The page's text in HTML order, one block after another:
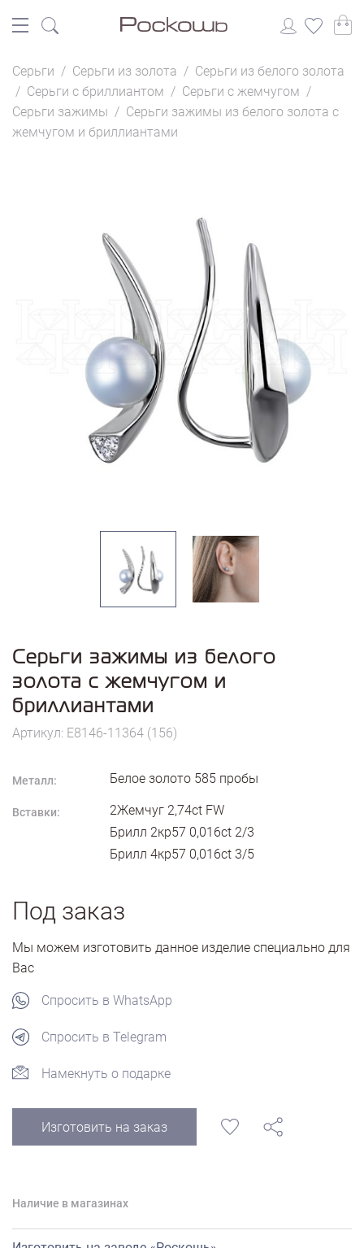
Серьги / Серьги из золота / Серьги из белого золота
/ Серьги с бриллиантом / Серьги с жемчугом /
Серьги зажимы / Серьги зажимы из белого золота с
жемчугом и бриллиантами
Серьги зажимы из белого
золота с жемчугом и
бриллиантами
Артикул: E8146-11364 (156)
Металл: Белое золото 585 пробы
Вставки:
2Жемчуг 2,74ct FW
Брилл 2кр57 0,016ct 2/3
Брилл 4кр57 0,016ct 3/5
Под заказ
Мы можем изготовить данное изделие специально для
Вас
Спросить в WhatsApp
Спросить в Telegram
Намекнуть о подарке
Изготовить на заказ
Наличие в магазинах